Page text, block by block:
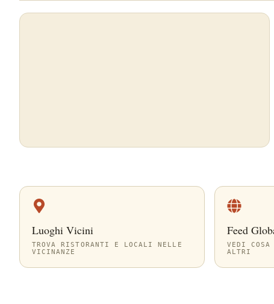
Luoghi Vicini
TROVA RISTORANTI E LOCALI NELLE
VICINANZE
Feed
VEDI COSA
ALTRI